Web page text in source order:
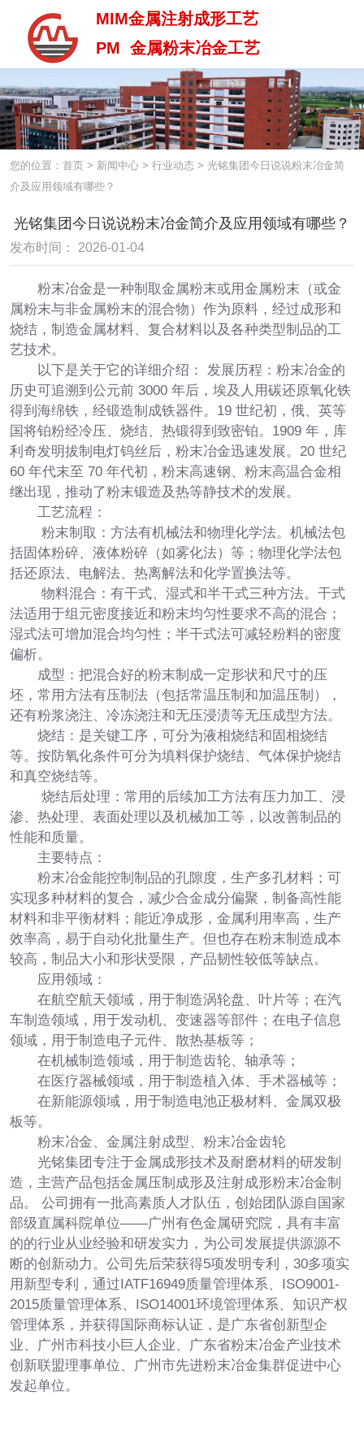
PM 金属粉末治金工艺
中 / En
MIM金属注射成形工艺
PM 金属粉末冶金工艺
您的位置：首页 > 新闻中心 > 行业动态 > 光铭集团今日说说粉末冶金简
介及应用领域有哪些？
光铭集团今日说说粉末冶金简介及应用领域有哪些？
发布时间： 2026-01-04
粉末冶金是一种制取金属粉末或用金属粉末（或金
属粉末与非金属粉末的混合物）作为原料，经过成形和
烧结，制造金属材料、复合材料以及各种类型制品的工
艺技术。
以下是关于它的详细介绍： 发展历程：粉末冶金的
历史可追溯到公元前 3000 年后，埃及人用碳还原氧化铁
得到海绵铁，经锻造制成铁器件。19 世纪初，俄、英等
国将铂粉经冷压、烧结、热锻得到致密铂。1909 年，库
利奇发明拔制电灯钨丝后，粉末冶金迅速发展。20 世纪
60 年代末至 70 年代初，粉末高速钢、粉末高温合金相
继出现，推动了粉末锻造及热等静技术的发展。
工艺流程：
粉末制取：方法有机械法和物理化学法。机械法包
括固体粉碎、液体粉碎（如雾化法）等；物理化学法包
括还原法、电解法、热离解法和化学置换法等。
物料混合：有干式、湿式和半干式三种方法。干式
法适用于组元密度接近和粉末均匀性要求不高的混合；
湿式法可增加混合均匀性；半干式法可减轻粉料的密度
偏析。
成型：把混合好的粉末制成一定形状和尺寸的压
坯，常用方法有压制法（包括常温压制和加温压制），
还有粉浆浇注、冷冻浇注和无压浸渍等无压成型方法。
烧结：是关键工序，可分为液相烧结和固相烧结
等。按防氧化条件可分为填料保护烧结、气体保护烧结
和真空烧结等。
烧结后处理：常用的后续加工方法有压力加工、浸
渗、热处理、表面处理以及机械加工等，以改善制品的
性能和质量。
主要特点：
粉末冶金能控制制品的孔隙度，生产多孔材料；可
实现多种材料的复合，减少合金成分偏聚，制备高性能
材料和非平衡材料；能近净成形，金属利用率高，生产
效率高，易于自动化批量生产。但也存在粉末制造成本
较高，制品大小和形状受限，产品韧性较低等缺点。
应用领域：
在航空航天领域，用于制造涡轮盘、叶片等；在汽
车制造领域，用于发动机、变速器等部件；在电子信息
领域，用于制造电子元件、散热基板等；
在机械制造领域，用于制造齿轮、轴承等；
在医疗器械领域，用于制造植入体、手术器械等；
在新能源领域，用于制造电池正极材料、金属双极
板等。
粉末冶金、金属注射成型、粉末冶金齿轮
光铭集团专注于金属成形技术及耐磨材料的研发制
造，主营产品包括金属压制成形及注射成形粉末冶金制
品。 公司拥有一批高素质人才队伍，创始团队源自国家
部级直属科院单位——广州有色金属研究院，具有丰富
的的行业从业经验和研发实力，为公司发展提供源源不
断的创新动力。公司先后荣获得5项发明专利，30多项实
用新型专利，通过IATF16949质量管理体系、ISO9001-
2015质量管理体系、ISO14001环境管理体系、知识产权
管理体系，并获得国际商标认证，是广东省创新型企
业、广州市科技小巨人企业、广东省粉末冶金产业技术
创新联盟理事单位、广州市先进粉末冶金集群促进中心
发起单位。